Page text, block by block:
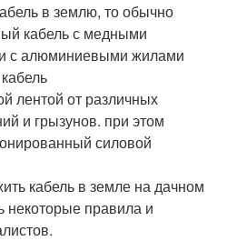
в землю, то обычно
кабель с медными
с алюминиевыми жилами
лентой от различных
и грызунов. при этом
силовой
кабель в земле на дачном
некоторые правила и